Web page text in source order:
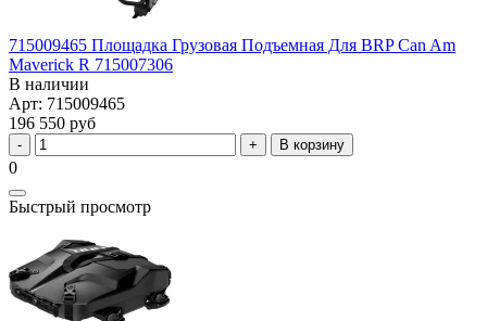
715009465 Площадка Грузовая Подъемная Для BRP Can Am
Maverick R 715007306
В наличии
Арт: 715009465
196 550 руб
В корзину
0
Быстрый просмотр